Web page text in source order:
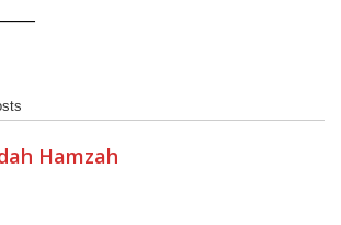
Hamzah